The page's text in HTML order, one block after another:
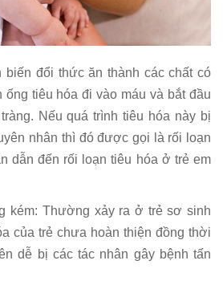
biến đổi thức ăn thành các chất có
ống tiêu hóa đi vào máu và bắt đầu
Nếu quá trình tiêu hóa này bị
nhân thì đó được gọi là rối loạn
dẫn đến rối loạn tiêu hóa ở trẻ em
kém: Thường xảy ra ở trẻ sơ sinh
của trẻ chưa hoàn thiện đồng thời
dễ bị các tác nhân gây bệnh tấn